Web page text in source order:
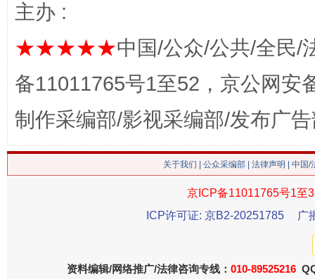
这是一记警钟！ 谢
主办 :
★★★★★中国/公众/公共/全民/
备11011765号1至52，京公网安
制作采编部/影视采编部/发布广
关于我们 公众采编部 法律声明 | 中国
京ICP备11011765号1至
ICP许可证: 京B2-20251785
广
资料编辑/网络推广/法律咨询专线： 010-89525216